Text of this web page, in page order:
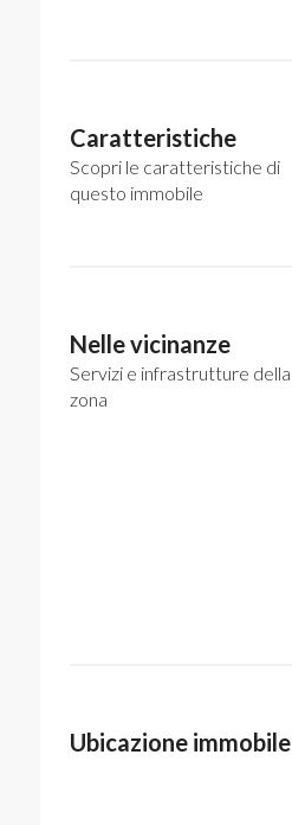
Caratteristiche
Scopri le caratteristiche di
questo immobile
Nelle vicinanze
Servizi e infrastrutture della
zona
Ubicazione immobile